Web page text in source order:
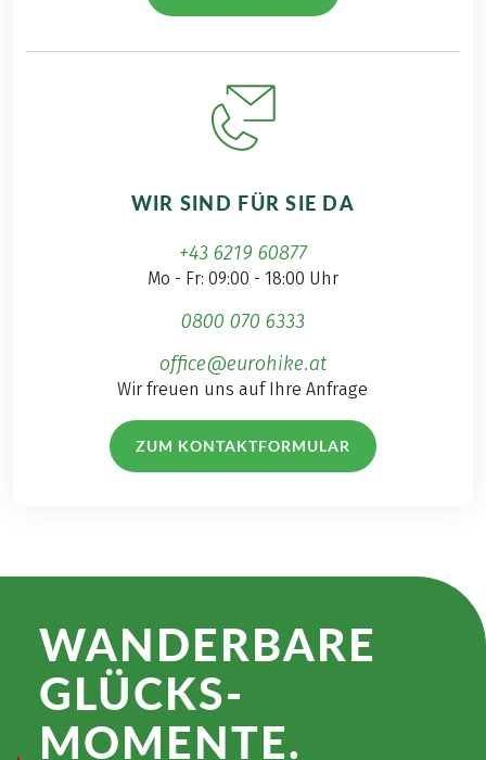
WIR SIND FÜR SIE DA
+43 6219 60877
Mo - Fr: 09:00 - 18:00 Uhr
0800 070 6333
office@eurohike.at
Wir freuen uns auf Ihre Anfrage
ZUM KONTAKTFORMULAR
WANDER­BARE
GLÜCKS­
MOMENTE.